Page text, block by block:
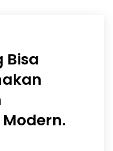
Bisa
Modern.